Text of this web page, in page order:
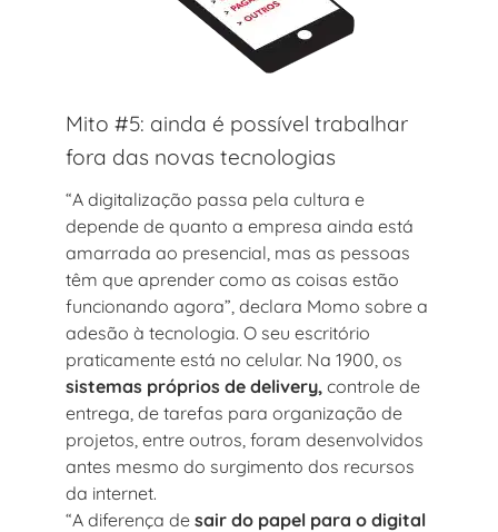
Mito #5: ainda é possível trabalhar
fora das novas tecnologias
“A digitalização passa pela cultura e
depende de quanto a empresa ainda está
amarrada ao presencial, mas as pessoas
têm que aprender como as coisas estão
funcionando agora”, declara Momo sobre a
adesão à tecnologia. O seu escritório
praticamente está no celular. Na 1900, os
sistemas próprios de delivery, controle de
entrega, de tarefas para organização de
projetos, entre outros, foram desenvolvidos
antes mesmo do surgimento dos recursos
da internet.
“A diferença de sair do papel para o digital